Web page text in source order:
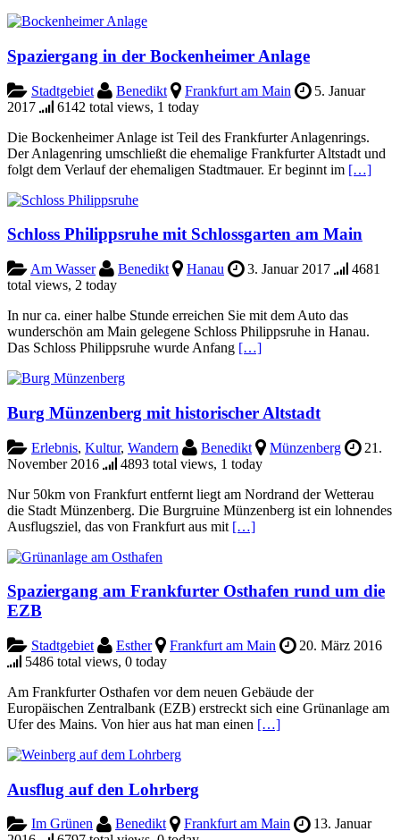
Spaziergang in der Bockenheimer Anlage
Stadtgebiet Benedikt Frankfurt am Main
5. Januar
2017
6142 total views, 1 today
Die Bockenheimer Anlage ist Teil des Frankfurter Anlagenrings.
Der Anlagenring umschließt die ehemalige Frankfurter Altstadt und
folgt dem Verlauf der ehemaligen Stadtmauer. Er beginnt im […]
Schloss Philippsruhe mit Schlossgarten am Main
Am Wasser Benedikt Hanau 3. Januar 2017
4681
total views, 2 today
In nur ca. einer halbe Stunde erreichen Sie mit dem Auto das
wunderschön am Main gelegene Schloss Philippsruhe in Hanau.
Das Schloss Philippsruhe wurde Anfang […]
Burg Münzenberg mit historischer Altstadt
Erlebnis, Kultur, Wandern Benedikt Münzenberg
21.
November 2016
4893 total views, 1 today
Nur 50km von Frankfurt entfernt liegt am Nordrand der Wetterau
die Stadt Münzenberg. Die Burgruine Münzenberg ist ein lohnendes
Ausflugsziel, das von Frankfurt aus mit […]
Spaziergang am Frankfurter Osthafen rund um die
EZB
Stadtgebiet Esther Frankfurt am Main
20. März 2016
5486 total views, 0 today
Am Frankfurter Osthafen vor dem neuen Gebäude der
Europäischen Zentralbank (EZB) erstreckt sich eine Grünanlage am
Ufer des Mains. Von hier aus hat man einen […]
Ausflug auf den Lohrberg
Im Grünen Benedikt Frankfurt am Main
13. Januar